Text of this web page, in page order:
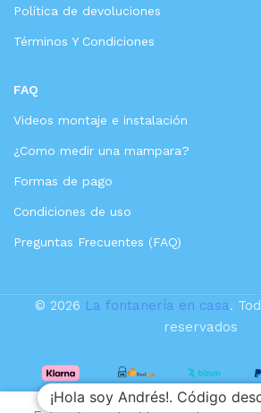
Política de devoluciones
Términos Y Condiciones
FAQ
Videos montaje e instalación
¿Como medir una mampara?
Formas de pago
Condiciones de uso
Preguntas Frecuentes (FAQ)
© 2026 La fontanería en casa.
reservados
7,33€
¡Hola soy Andrés!. Código